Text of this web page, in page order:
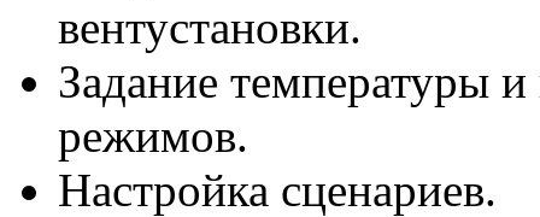
вентустановки.
Задание температуры
режимов.
Настройка сценариев.